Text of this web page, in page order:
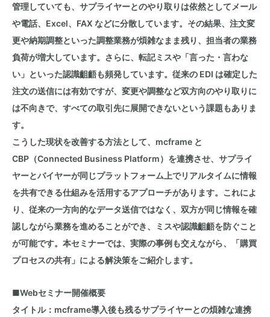
管理していても、サプライヤーとのやり取りは依然としてメール
や電話、 Excel、 FAX などに分散しています。その結果、注文変
更や納期調整といった調整業務が煩雑なまま残り、担当者の業務
負荷が増大しています。さらに、転記ミスや「言った・言わな
い」といった認識齟齬も頻発しています。従来の EDI は確定した
注文の送信には有効ですが、変更や調整など双方向のやり取りに
は不向きで、すべての取引先に展開できないという課題もありま
す。
こうした現状を改善する方法として、 mcframe と
CBP （Connected Business Platform）を連携させ、サプライ
ヤーとバイヤーが同じプラットフォーム上でリアルタイムに情報
を共有できる仕組みを活用するアプローチがあります。これによ
り、従来の一方向的なデータ送信ではなく、双方が同じ情報を確
認しながら業務を進めることができ、ミスや認識齟齬を防ぐこと
が可能です。本セミナーでは、実際の事例も交えながら、「購買
プロセスの共有」による解決策をご紹介します。
■Webセミナー開催概要
タイトル： mcframe導入後も残るサプライヤーとの煩雑な連携